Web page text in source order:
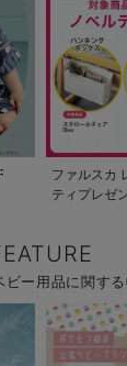
ファルスカ
ティプレゼ
ビー用品に関す